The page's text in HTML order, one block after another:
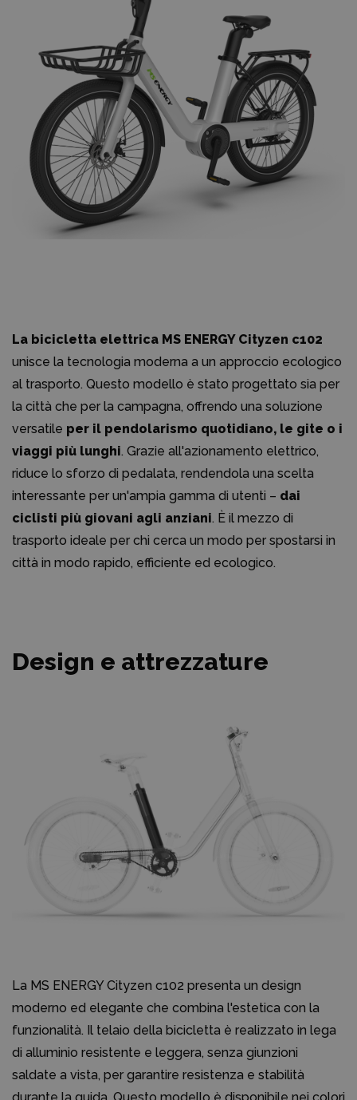
La bicicletta elettrica MS ENERGY Cityzen c102
unisce la tecnologia moderna a un approccio ecologico
al trasporto. Questo modello è stato progettato sia per
la città che per la campagna, offrendo una soluzione
versatile per il pendolarismo quotidiano, le gite o i
viaggi più lunghi. Grazie all'azionamento elettrico,
riduce lo sforzo di pedalata, rendendola una scelta
interessante per un'ampia gamma di utenti – dai
ciclisti più giovani agli anziani. È il mezzo di
trasporto ideale per chi cerca un modo per spostarsi in
città in modo rapido, efficiente ed ecologico.
Design e attrezzature
La MS ENERGY Cityzen c102 presenta un design
moderno ed elegante che combina l'estetica con la
funzionalità. Il telaio della bicicletta è realizzato in lega
di alluminio resistente e leggera, senza giunzioni
saldate a vista, per garantire resistenza e stabilità